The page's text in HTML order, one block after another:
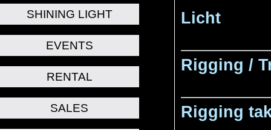
SHINING LIGHT
EVENTS
RENTAL
SALES
Licht
Rigging /
Rigging